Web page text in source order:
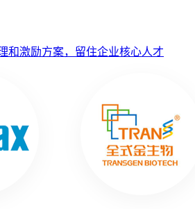
和激励方案，留住企业核心人才